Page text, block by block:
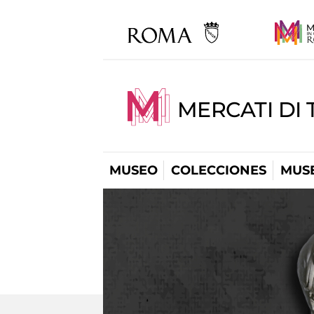
MERCATI DI
MUSEO COLECCIONES